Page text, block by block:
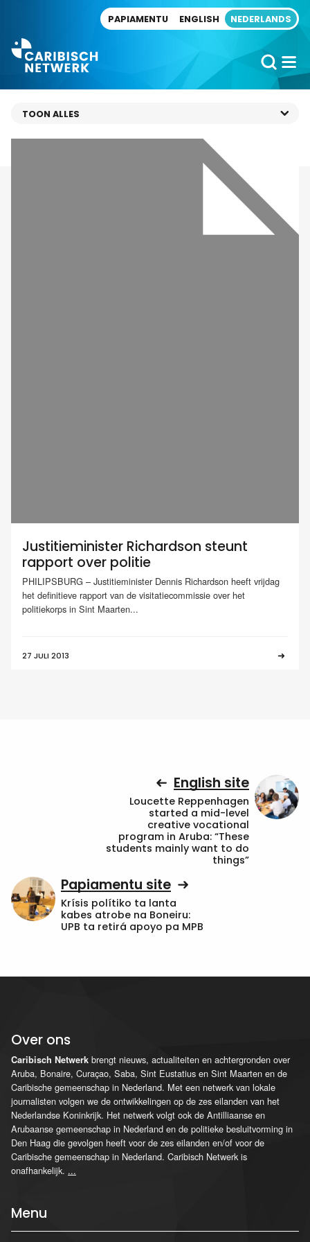
PAPIAMENTU ENGLISH NEDERLANDS
Justitieminister Richardson steunt
rapport over politie
PHILIPSBURG – Justitieminister Dennis Richardson heeft vrijdag
het definitieve rapport van de visitatiecommissie over het
politiekorps in Sint Maarten...
27 JULI 2013
English site
Loucette Reppenhagen
started a mid-level
creative vocational
program in Aruba: “These
students mainly want to do
things”
Papiamentu site
Krísis polítiko ta lanta
kabes atrobe na Boneiru:
UPB ta retirá apoyo pa MPB
Over ons
Caribisch Netwerk brengt nieuws, actualiteiten en achtergronden over
Aruba, Bonaire, Curaçao, Saba, Sint Eustatius en Sint Maarten en de
Caribische gemeenschap in Nederland. Met een netwerk van lokale
journalisten volgen we de ontwikkelingen op de zes eilanden van het
Nederlandse Koninkrijk. Het netwerk volgt ook de Antilliaanse en
Arubaanse gemeenschap in Nederland en de politieke besluitvorming in
Den Haag die gevolgen heeft voor de zes eilanden en/of voor de
Caribische gemeenschap in Nederland. Caribisch Netwerk is
onafhankelijk. ...
Menu